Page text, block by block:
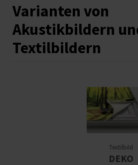
Varianten von
Akustikbildern
Textilbildern
Textilbild
DEKO